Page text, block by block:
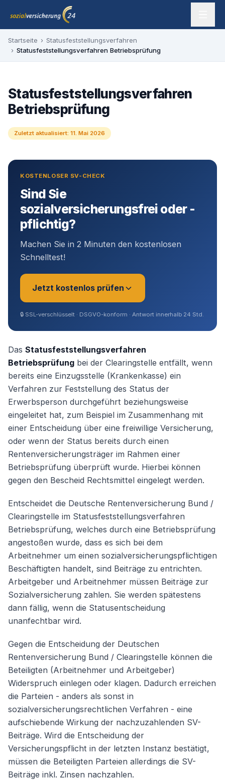
Zum Inhalt springen
sozialversicherung24 — Ihr Experte für SV-Befreiung
Startseite › Statusfeststellungsverfahren
› Statusfeststellungsverfahren Betriebsprüfung
Statusfeststellungsverfahren
Betriebsprüfung
Zuletzt aktualisiert: 11. Mai 2026
KOSTENLOSER SV-CHECK
Sind Sie
sozialversicherungsfrei oder -
pflichtig?
Machen Sie in 2 Minuten den kostenlosen
Schnelltest!
Jetzt kostenlos prüfen
Sie sind? *
Geschäftsführer (Angestellt /
Gesellschafter)
Selbstständig / Unternehmer
Weiter
🔒 SSL-verschlüsselt · DSGVO-konform · Antwort innerhalb 24 Std.
Das Statusfeststellungsverfahren
Betriebsprüfung bei der Clearingstelle entfällt, wenn
bereits eine Einzugsstelle (Krankenkasse) ein
Verfahren zur Feststellung des Status der
Erwerbsperson durchgeführt beziehungsweise
eingeleitet hat, zum Beispiel im Zusammenhang mit
einer Entscheidung über eine freiwillige Versicherung,
oder wenn der Status bereits durch einen
Rentenversicherungsträger im Rahmen einer
Betriebsprüfung überprüft wurde. Hierbei können
gegen den Bescheid Rechtsmittel eingelegt werden.
Entscheidet die Deutsche Rentenversicherung Bund /
Clearingstelle im Statusfeststellungsverfahren
Betriebsprüfung, welches durch eine Betriebsprüfung
angestoßen wurde, dass es sich bei dem
Arbeitnehmer um einen sozialversicherungspflichtigen
Beschäftigten handelt, sind Beiträge zu entrichten.
Arbeitgeber und Arbeitnehmer müssen Beiträge zur
Sozialversicherung zahlen. Sie werden spätestens
dann fällig, wenn die Statusentscheidung
unanfechtbar wird.
Gegen die Entscheidung der Deutschen
Rentenversicherung Bund / Clearingstelle können die
Beteiligten (Arbeitnehmer und Arbeitgeber)
Widerspruch einlegen oder klagen. Dadurch erreichen
die Parteien - anders als sonst in
sozialversicherungsrechtlichen Verfahren - eine
aufschiebende Wirkung der nachzuzahlenden SV-
Beiträge. Wird die Entscheidung der
Versicherungspflicht in der letzten Instanz bestätigt,
müssen die Beteiligten Parteien allerdings die SV-
Beiträge inkl. Zinsen nachzahlen.